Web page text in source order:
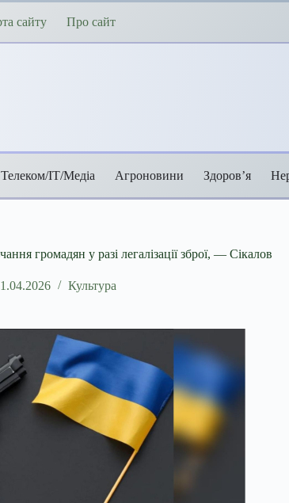
сайту Про сайт
Телеком/ІТ/Медіа Агроновини Здоров’я
громадян у разі легалізації зброї, — Сікалов
Культура